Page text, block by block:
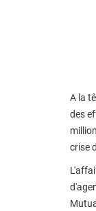
A la
des
crise